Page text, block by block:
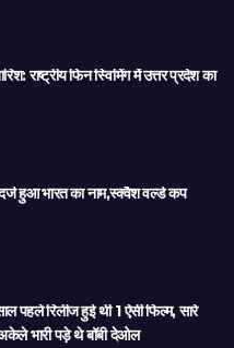
राष्ट्रीय फिन स्विमिंग में उत्तर प्रदेश का
हुआ भारत का नाम,स्क्वैश वर्ल्ड कप
रिलीज हुई थी 1 ऐसी फिल्म, सारे
भारी पड़े थे बॉबी देओल